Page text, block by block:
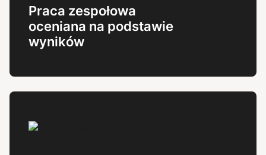
Praca zespołowa
oceniana na podstawie
wyników